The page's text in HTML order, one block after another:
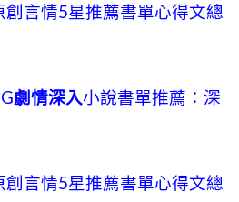
創言情5星推薦書單心得文總
劇情深入小說書單推薦：深
創言情5星推薦書單心得文總